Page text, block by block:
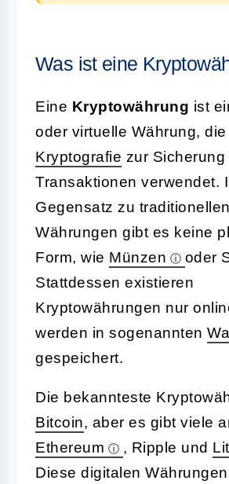
Was ist eine
Eine Kryptowährung ist
oder virtuelle Währung, die
Kryptografie zur Sicherung
Transaktionen verwendet.
Gegensatz zu traditionellen
Währungen gibt es keine
Form, wie Münzen
oder
Stattdessen existieren
Kryptowährungen nur
werden in sogenannten
gespeichert.
Die bekannteste
Bitcoin, aber es gibt viele
Ethereum
, Ripple und
Diese digitalen